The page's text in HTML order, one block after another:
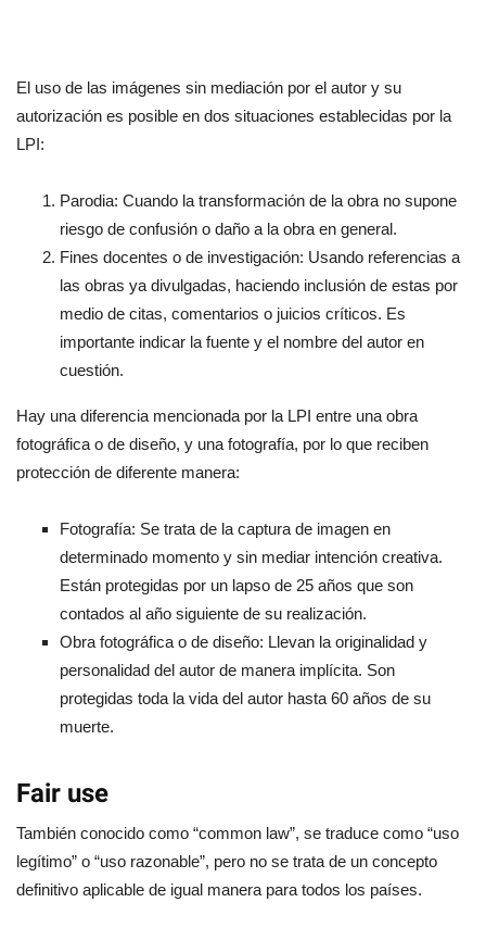
El uso de las imágenes sin mediación por el autor y su
autorización es posible en dos situaciones establecidas por la
LPI:
Parodia: Cuando la transformación de la obra no supone
riesgo de confusión o daño a la obra en general.
Fines docentes o de investigación: Usando referencias a
las obras ya divulgadas, haciendo inclusión de estas por
medio de citas, comentarios o juicios críticos. Es
importante indicar la fuente y el nombre del autor en
cuestión.
Hay una diferencia mencionada por la LPI entre una obra
fotográfica o de diseño, y una fotografía, por lo que reciben
protección de diferente manera:
Fotografía: Se trata de la captura de imagen en
determinado momento y sin mediar intención creativa.
Están protegidas por un lapso de 25 años que son
contados al año siguiente de su realización.
Obra fotográfica o de diseño: Llevan la originalidad y
personalidad del autor de manera implícita. Son
protegidas toda la vida del autor hasta 60 años de su
muerte.
Fair use
También conocido como “common law”, se traduce como “uso
legítimo” o “uso razonable”, pero no se trata de un concepto
definitivo aplicable de igual manera para todos los países.